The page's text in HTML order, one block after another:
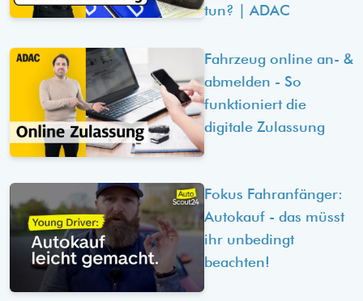
tun? | ADAC
Fahrzeug online an- &
abmelden - So
funktioniert die
digitale Zulassung
Fokus Fahranfänger:
Autokauf - das müsst
ihr unbedingt
beachten!